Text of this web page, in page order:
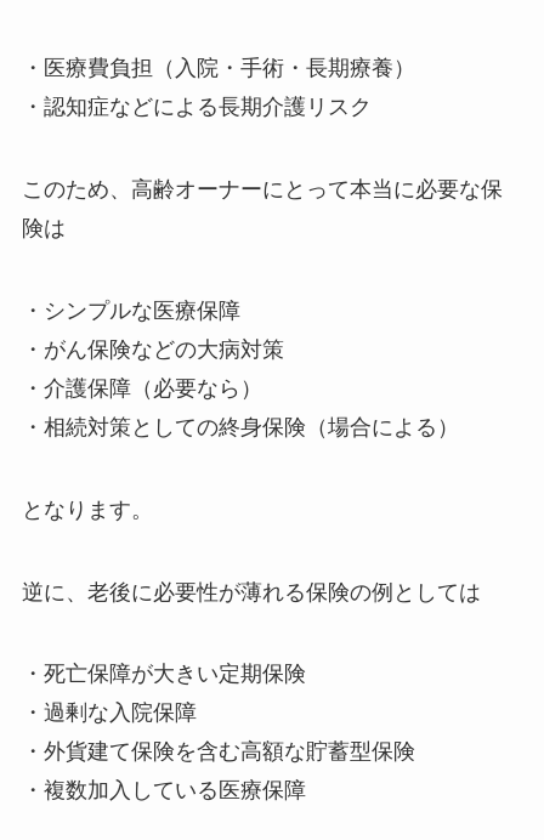
・医療費負担（入院・手術・長期療養）
・認知症などによる長期介護リスク
このため、高齢オーナーにとって本当に必要な保
険は
・シンプルな医療保障
・がん保険などの大病対策
・介護保障（必要なら）
・相続対策としての終身保険（場合による）
となります。
逆に、老後に必要性が薄れる保険の例としては
・死亡保障が大きい定期保険
・過剰な入院保障
・外貨建て保険を含む高額な貯蓄型保険
・複数加入している医療保障